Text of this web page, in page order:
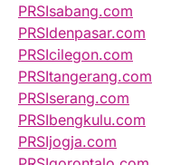
PRSIsabang.com
PRSIdenpasar.com
PRSIcilegon.com
PRSItangerang.com
PRSIserang.com
PRSIbengkulu.com
PRSIjogja.com